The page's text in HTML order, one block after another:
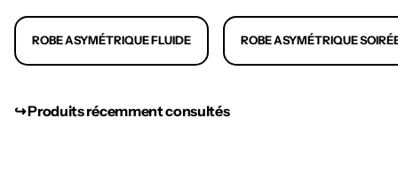
ROBE ASYMÉTRIQUE FLUIDE ROBE ASYMÉTRIQUE
↪︎ Produits récemment consultés